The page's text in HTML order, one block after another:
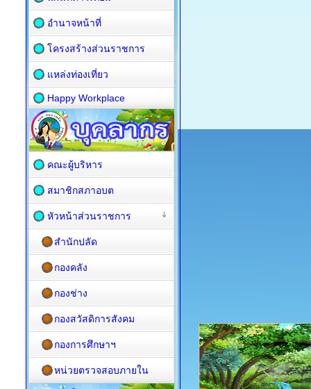
อำนาจหน้าที่
โครงสร้างส่วนราชการ
แหล่งท่องเที่ยว
Happy Workplace
คณะผู้บริหาร
สมาชิกสภาอบต
หัวหน้าส่วนราชการ
สำนักปลัด
กองคลัง
กองช่าง
กองสวัสดิการสังคม
กองการศึกษาฯ
หน่วยตรวจสอบภายใน